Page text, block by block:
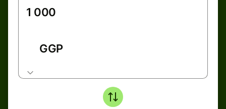
GGP